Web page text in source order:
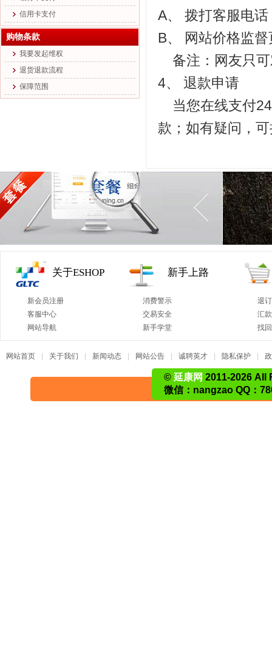
信用卡支付
购物条款
我要发起维权
退货退款流程
保障范围
A、 拨打客服电
B、 网站价格监
备注：网友只可
4、 退款申请
当您在线支付24
款；如有疑问，
关于ESHOP
·新会员注册
·客服中心
· 网站导航
新手上路
·消费警示
·交易安全
·新手学堂
·退
·汇
·找
网站首页 关于我们 新闻动态 网站公告 诚聘英才 隐私保护
© 延康网 2011-2026 All
微信：nangzao QQ：